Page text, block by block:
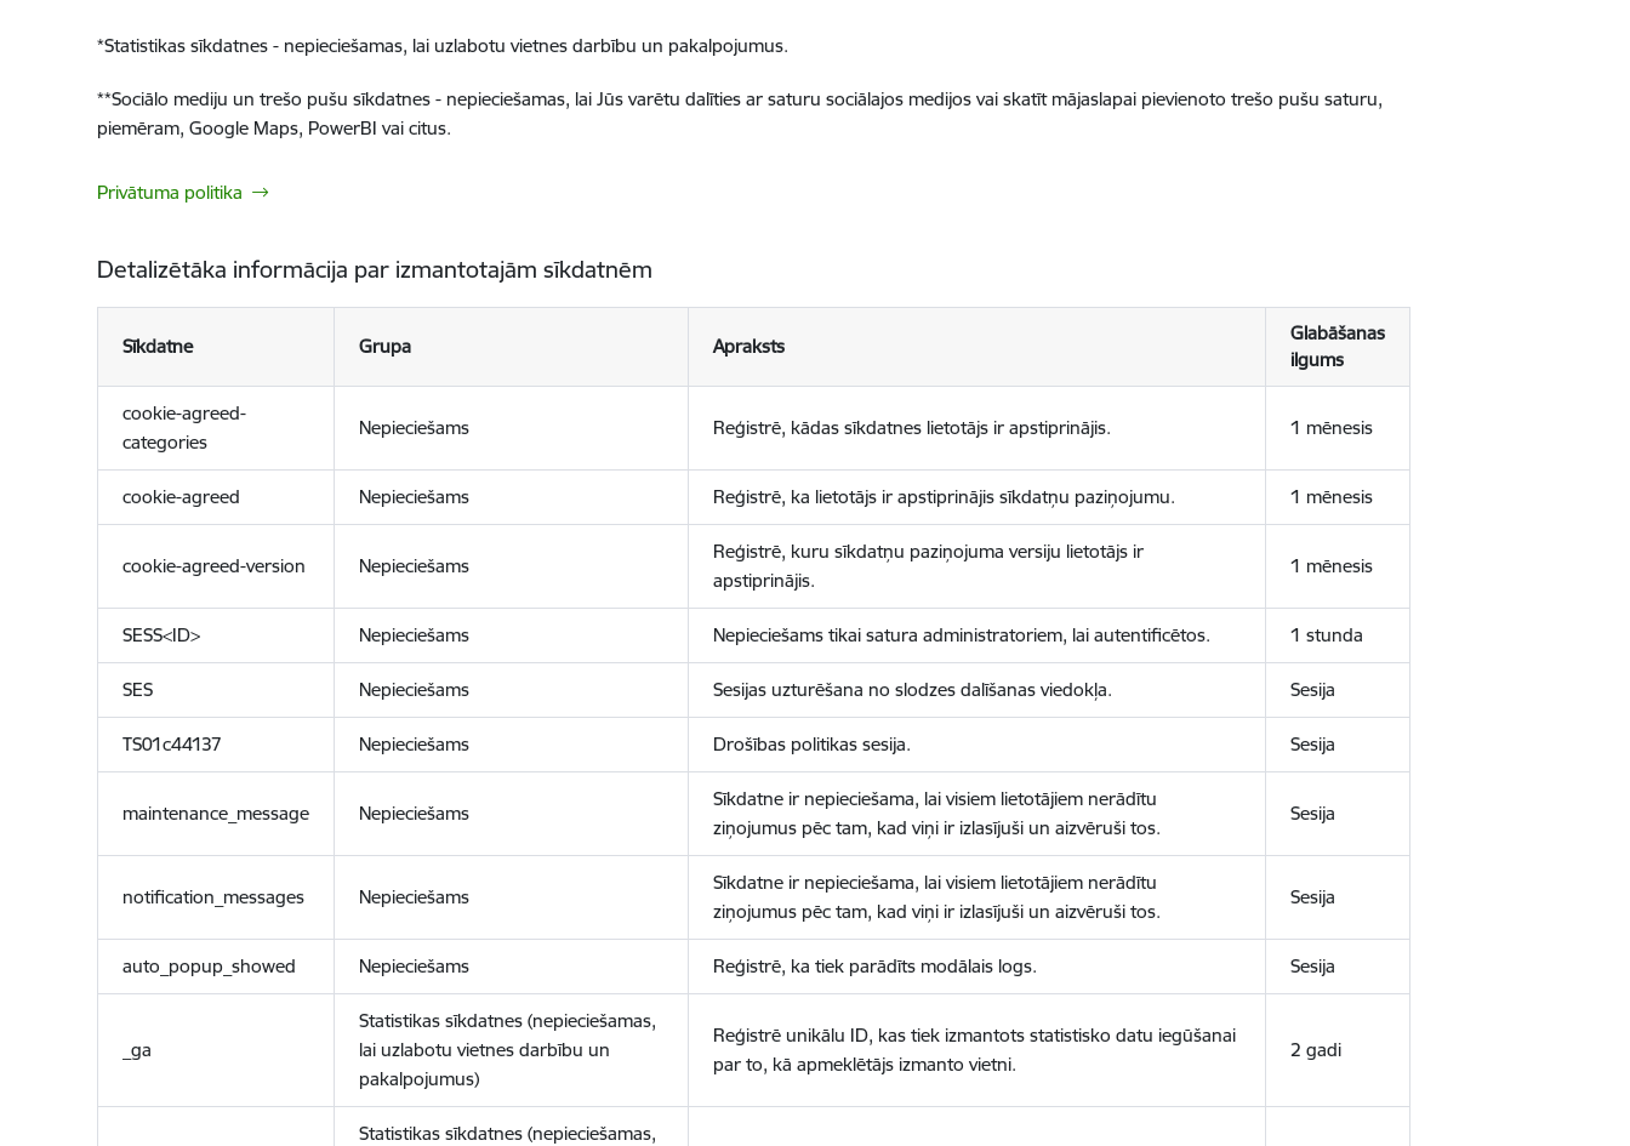
*Statistikas sīkdatnes - nepieciešamas, lai uzlabotu vietnes darbību un pakalpojumus.
**Sociālo mediju un trešo pušu sīkdatnes - nepieciešamas, lai Jūs varētu dalīties ar saturu sociālajos medijos vai skatīt mājaslapai pievienoto trešo pušu saturu,
piemēram, Google Maps, PowerBI vai citus.
Privātuma politika
Detalizētāka informācija par izmantotajām sīkdatnēm
Sīkdatne Grupa Apraksts
Glabāšanas
ilgums
cookie-agreed-
categories
Nepieciešams Reģistrē, kādas sīkdatnes lietotājs ir apstiprinājis. 1 mēnesis
cookie-agreed Nepieciešams Reģistrē, ka lietotājs ir apstiprinājis sīkdatņu paziņojumu. 1 mēnesis
cookie-agreed-version Nepieciešams
Reģistrē, kuru sīkdatņu paziņojuma versiju lietotājs ir
apstiprinājis.
1 mēnesis
SESS<ID> Nepieciešams Nepieciešams tikai satura administratoriem, lai autentificētos. 1 stunda
SES Nepieciešams Sesijas uzturēšana no slodzes dalīšanas viedokļa. Sesija
TS01c44137 Nepieciešams Drošības politikas sesija. Sesija
maintenance_message Nepieciešams
Sīkdatne ir nepieciešama, lai visiem lietotājiem nerādītu
ziņojumus pēc tam, kad viņi ir izlasījuši un aizvēruši tos.
Sesija
notification_messages Nepieciešams
Sīkdatne ir nepieciešama, lai visiem lietotājiem nerādītu
ziņojumus pēc tam, kad viņi ir izlasījuši un aizvēruši tos.
Sesija
auto_popup_showed Nepieciešams Reģistrē, ka tiek parādīts modālais logs. Sesija
_ga
Statistikas sīkdatnes (nepieciešamas,
lai uzlabotu vietnes darbību un
pakalpojumus)
Reģistrē unikālu ID, kas tiek izmantots statistisko datu iegūšanai
par to, kā apmeklētājs izmanto vietni.
2 gadi
Statistikas sīkdatnes (nepieciešamas,